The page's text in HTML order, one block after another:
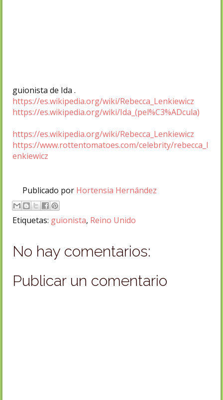
guionista de Ida .
https://es.wikipedia.org/wiki/Rebecca_Lenkiewicz
https://es.wikipedia.org/wiki/Ida_(pel%C3%ADcula)
https://es.wikipedia.org/wiki/Rebecca_Lenkiewicz
https://www.rottentomatoes.com/celebrity/rebecca_l
enkiewicz
Publicado por Hortensia Hernández
Etiquetas: guionista, Reino Unido
No hay comentarios:
Publicar un comentario